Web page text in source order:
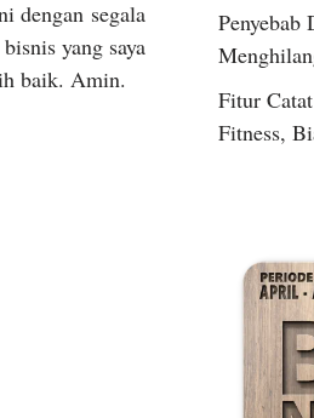
dengan segala
yang saya
baik. Amin.
Fitur
Fitness,